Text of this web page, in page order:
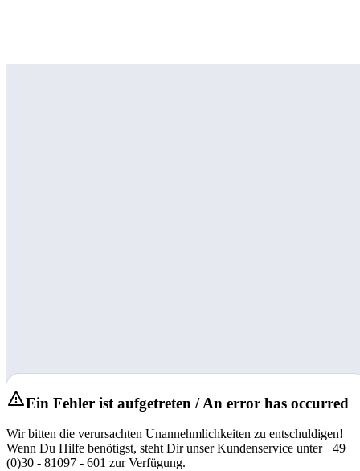
Ein Fehler ist aufgetreten / An error has occurred
Wir bitten die verursachten Unannehmlichkeiten zu entschuldigen!
Wenn Du Hilfe benötigst, steht Dir unser Kundenservice unter +49
(0)30 - 81097 - 601 zur Verfügung.